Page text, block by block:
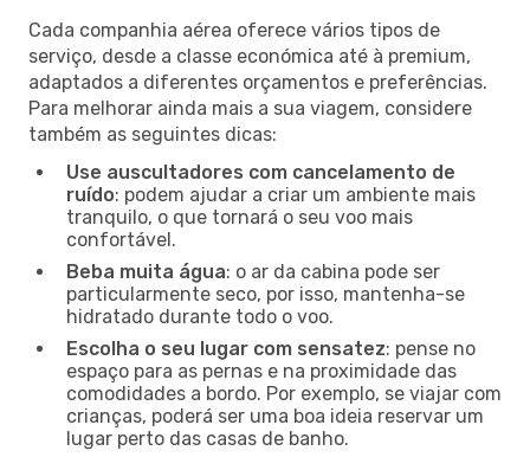
Cada companhia aérea oferece vários tipos de
serviço, desde a classe económica até à premium,
adaptados a diferentes orçamentos e preferências.
Para melhorar ainda mais a sua viagem, considere
também as seguintes dicas:
Use auscultadores com cancelamento de
ruído: podem ajudar a criar um ambiente mais
tranquilo, o que tornará o seu voo mais
confortável.
Beba muita água: o ar da cabina pode ser
particularmente seco, por isso, mantenha-se
hidratado durante todo o voo.
Escolha o seu lugar com sensatez: pense no
espaço para as pernas e na proximidade das
comodidades a bordo. Por exemplo, se viajar com
crianças, poderá ser uma boa ideia reservar um
lugar perto das casas de banho.